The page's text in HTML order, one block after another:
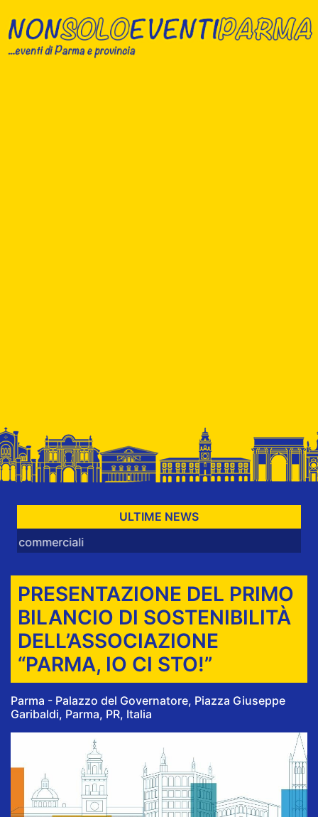
ULTIME NEWS
PRESENTAZIONE DEL PRIMO
BILANCIO DI SOSTENIBILITÀ
DELL’ASSOCIAZIONE
“PARMA, IO CI STO!”
Parma - Palazzo del Governatore, Piazza Giuseppe
Garibaldi, Parma, PR, Italia